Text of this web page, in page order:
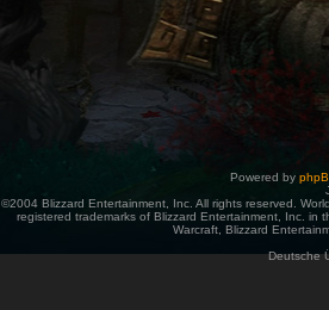
Powered by
©2004 Blizzard Entertainment, Inc. All rights reserved.
registered trademarks of Blizzard Entertainment, Inc. in
Warcraft, Blizzard
Deutsche